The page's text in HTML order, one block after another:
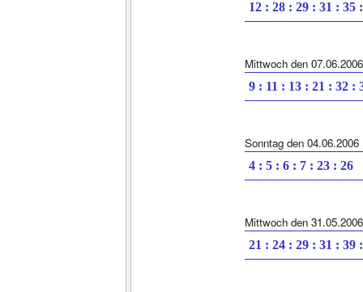
12 : 28 : 29 : 31 : 35
Mittwoch den 07.06.2006
9 : 11 : 13 : 21 : 32 :
Sonntag den 04.06.2006
4 : 5 : 6 : 7 : 23 : 26
Mittwoch den 31.05.2006
21 : 24 : 29 : 31 : 39